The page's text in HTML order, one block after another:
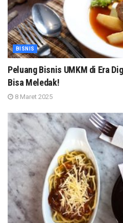
BISNIS
Peluang Bisnis UMKM di Era
Bisa Meledak!
8 Maret 2025